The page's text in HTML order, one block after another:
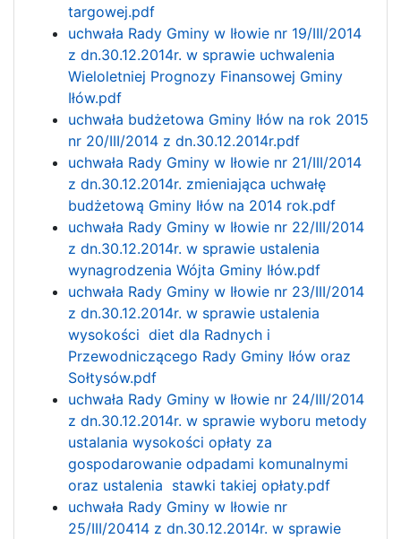
targowej.pdf
uchwała Rady Gminy w Iłowie nr 19/III/2014
z dn.30.12.2014r. w sprawie uchwalenia
Wieloletniej Prognozy Finansowej Gminy
Iłów.pdf
uchwała budżetowa Gminy Iłów na rok 2015
nr 20/III/2014 z dn.30.12.2014r.pdf
uchwała Rady Gminy w Iłowie nr 21/III/2014
z dn.30.12.2014r. zmieniająca uchwałę
budżetową Gminy Iłów na 2014 rok.pdf
uchwała Rady Gminy w Iłowie nr 22/III/2014
z dn.30.12.2014r. w sprawie ustalenia
wynagrodzenia Wójta Gminy Iłów.pdf
uchwała Rady Gminy w Iłowie nr 23/III/2014
z dn.30.12.2014r. w sprawie ustalenia
wysokości diet dla Radnych i
Przewodniczącego Rady Gminy Iłów oraz
Sołtysów.pdf
uchwała Rady Gminy w Iłowie nr 24/III/2014
z dn.30.12.2014r. w sprawie wyboru metody
ustalania wysokości opłaty za
gospodarowanie odpadami komunalnymi
oraz ustalenia stawki takiej opłaty.pdf
uchwała Rady Gminy w Iłowie nr
25/III/20414 z dn.30.12.2014r. w sprawie